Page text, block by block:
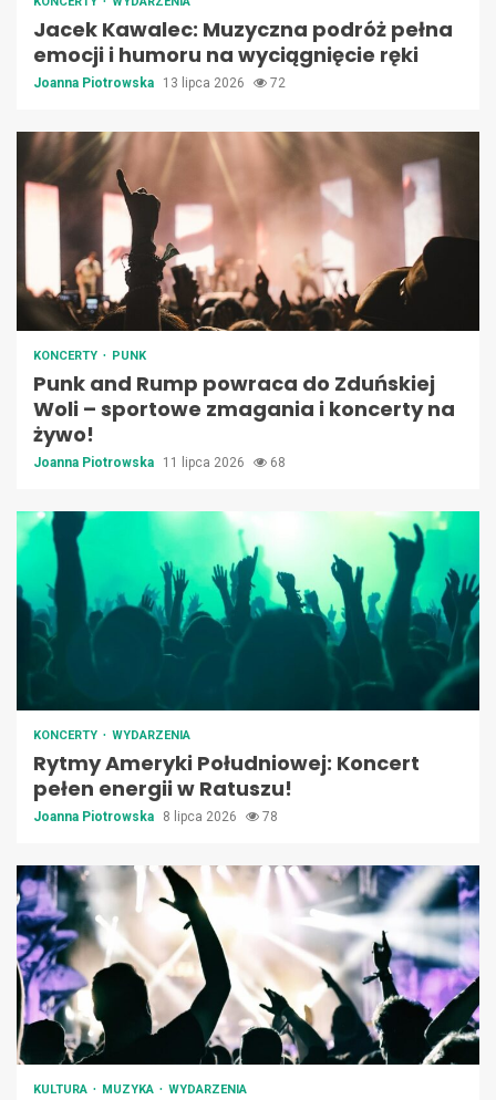
Jacek Kawalec: Muzyczna podróż pełna
emocji i humoru na wyciągnięcie ręki
Joanna Piotrowska 13 lipca 2026 72
KONCERTY PUNK
Punk and Rump powraca do Zduńskiej
Woli – sportowe zmagania i koncerty na
żywo!
Joanna Piotrowska 11 lipca 2026 68
KONCERTY WYDARZENIA
Rytmy Ameryki Południowej: Koncert
pełen energii w Ratuszu!
Joanna Piotrowska 8 lipca 2026 78
KULTURA MUZYKA WYDARZENIA